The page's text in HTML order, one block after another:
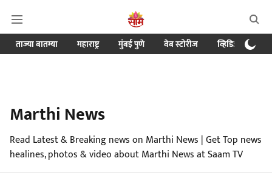
ताज्या बातम्या महाराष्ट्र मुंबई पुणे वेब स्टोरीज व्हिडिओ
Marthi News
Read Latest & Breaking news on Marthi News | Get Top news
healines, photos & video about Marthi News at Saam TV